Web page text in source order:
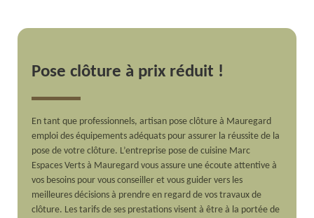
Pose clôture à prix réduit !
En tant que professionnels, artisan pose clôture à Mauregard
emploi des équipements adéquats pour assurer la réussite de la
pose de votre clôture. L’entreprise pose de cuisine Marc
Espaces Verts à Mauregard vous assure une écoute attentive à
vos besoins pour vous conseiller et vous guider vers les
meilleures décisions à prendre en regard de vos travaux de
clôture. Les tarifs de ses prestations visent à être à la portée de